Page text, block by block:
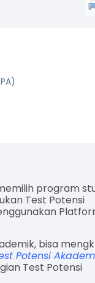
program
Test Potensi
bisa
Potensi
Test Potensi